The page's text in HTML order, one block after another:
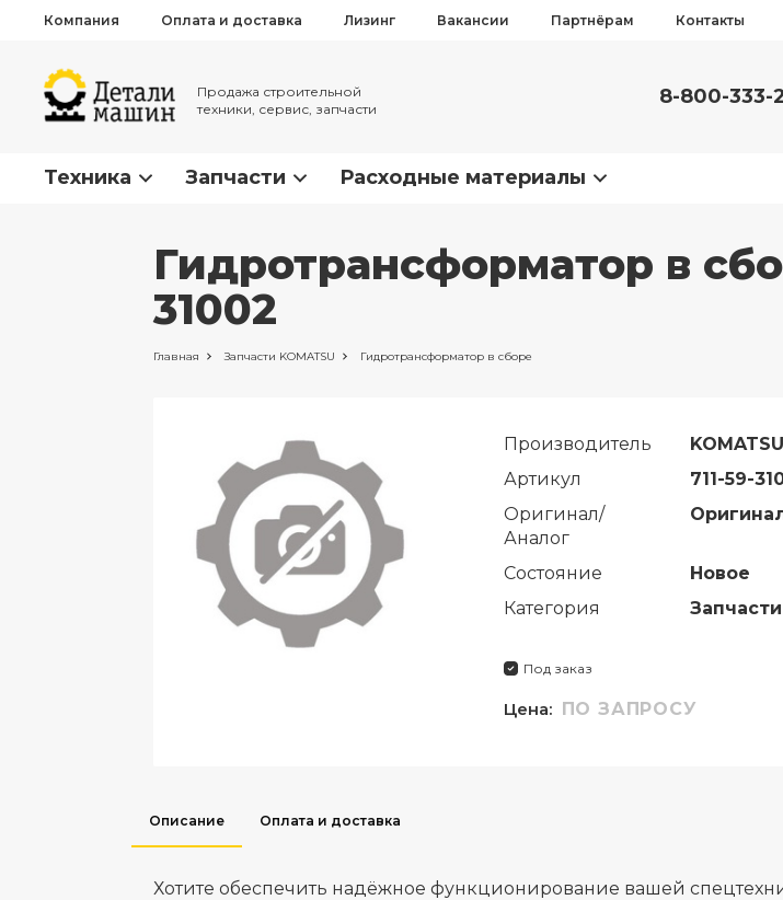
Компания Оплата и доставка Лизинг Вакансии Партнёрам Контакты
Продажа строительной
техники, сервис, запчасти
8-800-333-
Техника Запчасти Расходные материалы
Гидротрансформатор в
31002
Главная Запчасти KOMATSU Гидротрансформатор в сборе
Производитель
KOMATSU
Артикул
711-59-
Оригинал/
Аналог
Состояние
Новое
Категория
Запчасти
Под заказ
Цена: ПО ЗАПРОСУ
Описание Оплата и доставка
Хотите обеспечить надёжное функционирование вашей